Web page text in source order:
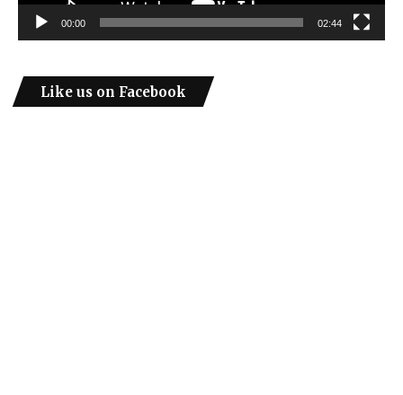
00:00 02:44
Like us on Facebook